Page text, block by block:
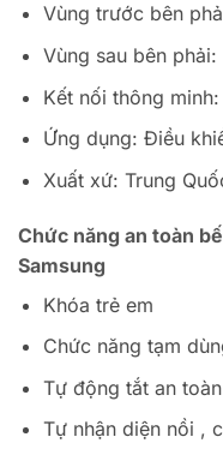
Vùng trước bên
Vùng sau bên
Kết nối thông
Ứng dụng: Điều
Xuất xứ: Trung
Chức năng an toàn
Samsung
Khóa trẻ em
Chức năng tạm
Tự động tắt an toàn
Tự nhận diện nồi ,